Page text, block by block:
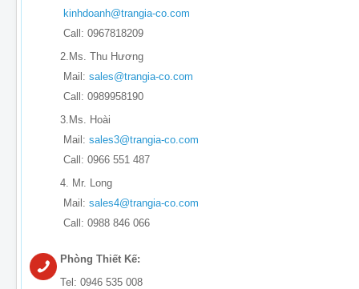
kinhdoanh@trangia-co.com
Call: 0967818209
2.Ms. Thu Hương
Mail: sales@trangia-co.com
Call: 0989958190
3.Ms. Hoài
Mail: sales3@trangia-co.com
Call: 0966 551 487
4. Mr. Long
Mail: sales4@trangia-co.com
Call: 0988 846 066
Phòng Thiết Kế:
Tel: 0946 535 008